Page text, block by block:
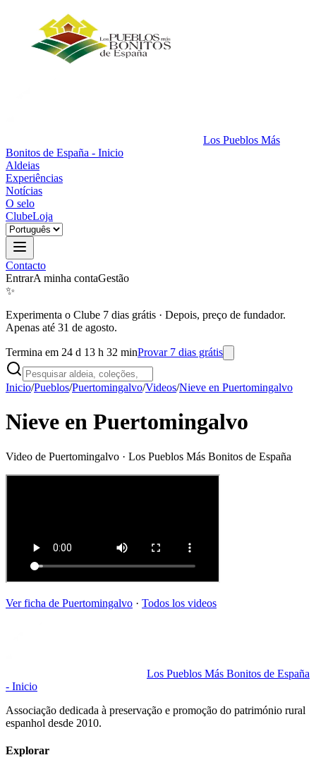
Los Pueblos Más
Bonitos de España - Inicio
Aldeias
Experiências
Notícias
O selo
ClubeLoja
Contacto
EntrarA minha contaGestão
✨
Experimenta o Clube 7 dias grátis · Depois, preço de fundador.
Apenas até 31 de agosto.
Termina em 24 d 13 h 32 minProvar 7 dias grátis
Inicio/Pueblos/Puertomingalvo/Videos/Nieve en Puertomingalvo
Nieve en Puertomingalvo
Video de Puertomingalvo · Los Pueblos Más Bonitos de España
Ver ficha de Puertomingalvo · Todos los videos
Los Pueblos Más Bonitos de España
- Inicio
Associação dedicada à preservação e promoção do património rural
espanhol desde 2010.
Explorar